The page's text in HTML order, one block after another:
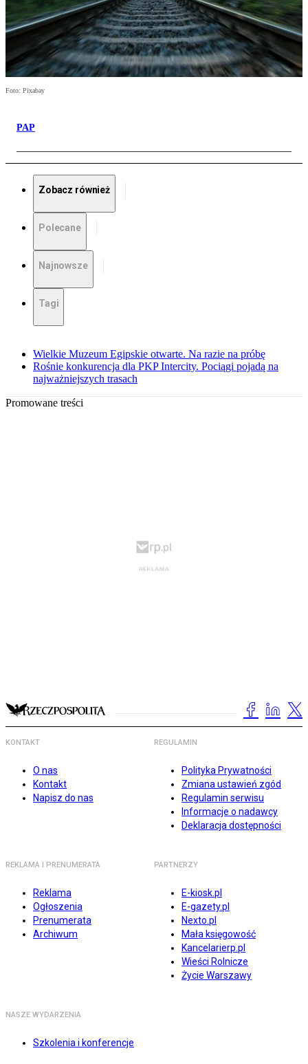
Foto: Pixabay
PAP
Zobacz również
Polecane
Najnowsze
Tagi
Wielkie Muzeum Egipskie otwarte. Na razie na próbę
Rośnie konkurencja dla PKP Intercity. Pociągi pojadą na
najważniejszych trasach
Promowane treści
KONTAKT
O nas
Kontakt
Napisz do nas
REGULAMIN
Polityka Prywatności
Zmiana ustawień zgód
Regulamin serwisu
Informacje o nadawcy
Deklaracja dostępności
REKLAMA I PRENUMERATA
Reklama
Ogłoszenia
Prenumerata
Archiwum
PARTNERZY
E-kiosk.pl
E-gazety.pl
Nexto.pl
Mała księgowość
Kancelarierp.pl
Wieści Rolnicze
Życie Warszawy
NASZE WYDARZENIA
Szkolenia i konferencje